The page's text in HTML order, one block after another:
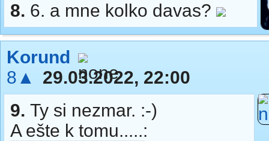
8. 6. a mne kolko davas?
Korund
8▲
29.03.2022, 22:00
9. Ty si nezmar. :-)
A ešte k tomu.....: